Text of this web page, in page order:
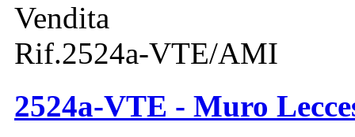
Vendita
Rif.2524a-VTE/AMI
2524a-VTE - Muro